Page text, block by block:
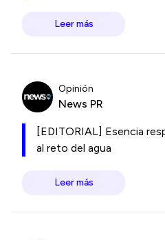
Leer más
Opinión
News PR
[EDITORIAL] Esencia
al reto del agua
Leer más